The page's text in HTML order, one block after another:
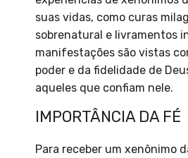
suas vidas, como curas
sobrenatural e livramentos
manifestações são vistas
poder e da fidelidade de
aqueles que confiam nele.
IMPORTÂNCIA DA FÉ
Para receber um xenônimo